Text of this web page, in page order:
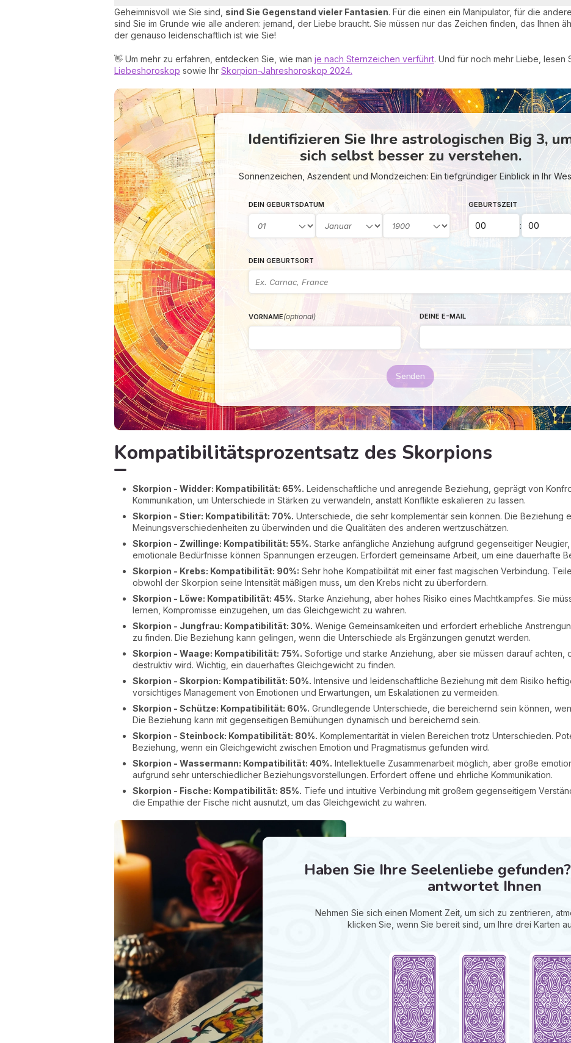
Geheimnisvoll wie Sie sind, sind Sie Gegenstand vieler Fantasien. Für die einen ein Manipulator, für die
sind Sie im Grunde wie alle anderen: jemand, der Liebe braucht. Sie müssen nur das Zeichen finden, das Ihnen
der genauso leidenschaftlich ist wie Sie!
👋 Um mehr zu erfahren, entdecken Sie, wie man je nach Sternzeichen verführt. Und für noch mehr Liebe, lesen
Liebeshoroskop sowie Ihr Skorpion-Jahreshoroskop 2024.
Identifizieren Sie Ihre astrologischen Big 3,
sich selbst besser zu verstehen.
Sonnenzeichen, Aszendent und Mondzeichen: Ein tiefgründiger Einblick in Ihr
DEIN GEBURTSDATUM GEBURTSZEIT
:
DEIN GEBURTSORT
VORNAME(optional) DEINE E-MAIL
Senden
Kompatibilitätsprozentsatz des Skorpions
Skorpion - Widder: Kompatibilität: 65%. Leidenschaftliche und anregende Beziehung, geprägt von
Kommunikation, um Unterschiede in Stärken zu verwandeln, anstatt Konflikte eskalieren zu lassen.
Skorpion - Stier: Kompatibilität: 70%. Unterschiede, die sehr komplementär sein können. Die Beziehung
Meinungsverschiedenheiten zu überwinden und die Qualitäten des anderen wertzuschätzen.
Skorpion - Zwillinge: Kompatibilität: 55%. Starke anfängliche Anziehung aufgrund gegenseitiger
emotionale Bedürfnisse können Spannungen erzeugen. Erfordert gemeinsame Arbeit, um eine dauerhafte
Skorpion - Krebs: Kompatibilität: 90%: Sehr hohe Kompatibilität mit einer fast magischen Verbindung.
obwohl der Skorpion seine Intensität mäßigen muss, um den Krebs nicht zu überfordern.
Skorpion - Löwe: Kompatibilität: 45%. Starke Anziehung, aber hohes Risiko eines Machtkampfes. Sie
lernen, Kompromisse einzugehen, um das Gleichgewicht zu wahren.
Skorpion - Jungfrau: Kompatibilität: 30%. Wenige Gemeinsamkeiten und erfordert erhebliche
zu finden. Die Beziehung kann gelingen, wenn die Unterschiede als Ergänzungen genutzt werden.
Skorpion - Waage: Kompatibilität: 75%. Sofortige und starke Anziehung, aber sie müssen darauf achten,
destruktiv wird. Wichtig, ein dauerhaftes Gleichgewicht zu finden.
Skorpion - Skorpion: Kompatibilität: 50%. Intensive und leidenschaftliche Beziehung mit dem Risiko
vorsichtiges Management von Emotionen und Erwartungen, um Eskalationen zu vermeiden.
Skorpion - Schütze: Kompatibilität: 60%. Grundlegende Unterschiede, die bereichernd sein können,
Die Beziehung kann mit gegenseitigen Bemühungen dynamisch und bereichernd sein.
Skorpion - Steinbock: Kompatibilität: 80%. Komplementarität in vielen Bereichen trotz Unterschieden.
Beziehung, wenn ein Gleichgewicht zwischen Emotion und Pragmatismus gefunden wird.
Skorpion - Wassermann: Kompatibilität: 40%. Intellektuelle Zusammenarbeit möglich, aber große
aufgrund sehr unterschiedlicher Beziehungsvorstellungen. Erfordert offene und ehrliche Kommunikation.
Skorpion - Fische: Kompatibilität: 85%. Tiefe und intuitive Verbindung mit großem gegenseitigem
die Empathie der Fische nicht ausnutzt, um das Gleichgewicht zu wahren.
Haben Sie Ihre Seelenliebe
antwortet Ihnen
Nehmen Sie sich einen Moment Zeit, um sich zu zentrieren,
klicken Sie, wenn Sie bereit sind, um Ihre drei Karten